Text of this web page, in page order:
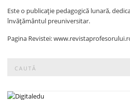
Este o publicație pedagogică lunară,
învățământul preuniversitar.
Pagina Revistei:
for: